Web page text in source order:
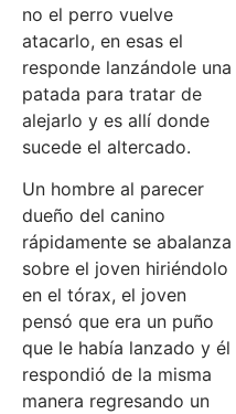
no el perro vuelve
atacarlo, en esas el
responde lanzándole una
patada para tratar de
alejarlo y es allí donde
sucede el altercado.
Un hombre al parecer
dueño del canino
rápidamente se abalanza
sobre el joven hiriéndolo
en el tórax, el joven
pensó que era un puño
que le había lanzado y él
respondió de la misma
manera regresando un